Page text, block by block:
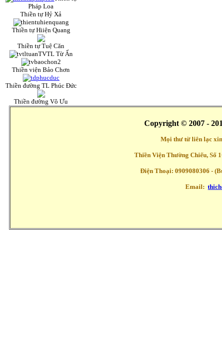
Pháp Loa
Thiền tự Hỷ Xả
Thiền tự Hiiện Quang
Thiền tự Tuệ Căn
TVTL Từ Ấn
Thiền viện Bảo Chơn
Thiền đường TL Phúc Đức
Thiền đường Vô Ưu
Copyright © 2007 -
Mọi thư từ liên lạc
Thiền Viện Thường Chiếu, Số
Điện Thoại: 0909080306 -
Email: